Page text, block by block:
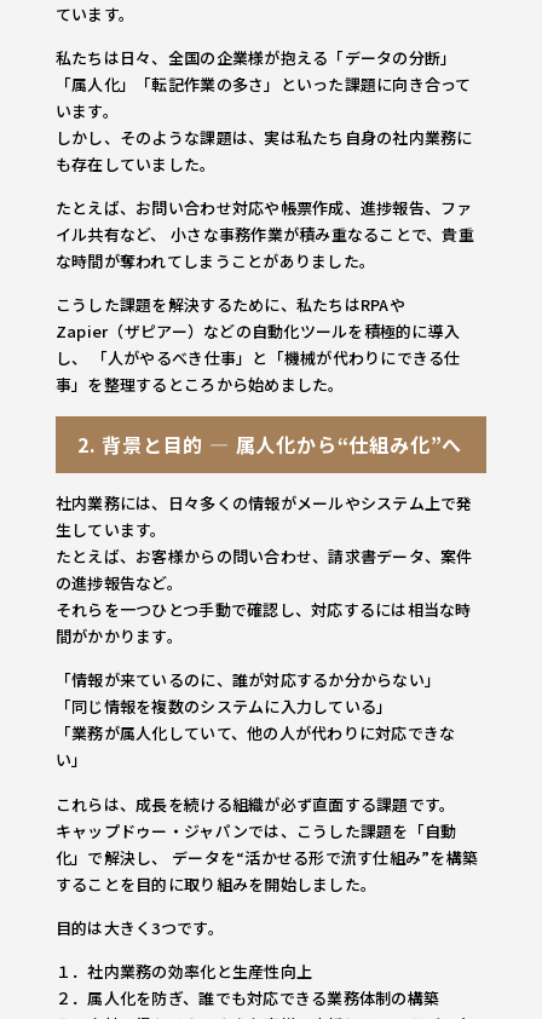
ています。
私たちは日々、全国の企業様が抱える「データの分断」
「属人化」「転記作業の多さ」といった課題に向き合って
います。
しかし、そのような課題は、実は私たち自身の社内業務に
も存在していました。
たとえば、お問い合わせ対応や帳票作成、進捗報告、ファ
イル共有など、 小さな事務作業が積み重なることで、貴重
な時間が奪われてしまうことがありました。
こうした課題を解決するために、私たちはRPAや
Zapier（ザピアー）などの自動化ツールを積極的に導入
し、 「人がやるべき仕事」と「機械が代わりにできる仕
事」を整理するところから始めました。
2. 背景と目的 ― 属人化から“仕組み化”へ
社内業務には、日々多くの情報がメールやシステム上で発
生しています。
たとえば、お客様からの問い合わせ、請求書データ、案件
の進捗報告など。
それらを一つひとつ手動で確認し、対応するには相当な時
間がかかります。
「情報が来ているのに、誰が対応するか分からない」
「同じ情報を複数のシステムに入力している」
「業務が属人化していて、他の人が代わりに対応できな
い」
これらは、成長を続ける組織が必ず直面する課題です。
キャップドゥー・ジャパンでは、こうした課題を「自動
化」で解決し、 データを“活かせる形で流す仕組み”を構築
することを目的に取り組みを開始しました。
目的は大きく3つです。
１．社内業務の効率化と生産性向上
２．属人化を防ぎ、誰でも対応できる業務体制の構築